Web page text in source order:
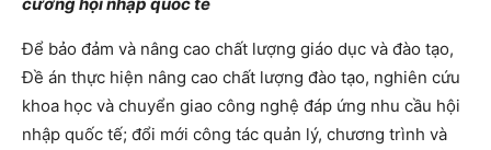
Để bảo đảm và nâng cao chất lượng giáo dục và đào tạo,
Đề án thực hiện nâng cao chất lượng đào tạo, nghiên cứu
khoa học và chuyển giao công nghệ đáp ứng nhu cầu hội
nhập quốc tế; đổi mới công tác quản lý, chương trình và